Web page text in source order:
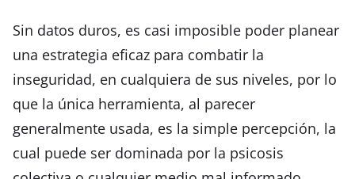
Sin datos duros, es casi imposible poder planear
una estrategia eficaz para combatir la
inseguridad, en cualquiera de sus niveles, por lo
que la única herramienta, al parecer
generalmente usada, es la simple percepción, la
cual puede ser dominada por la psicosis